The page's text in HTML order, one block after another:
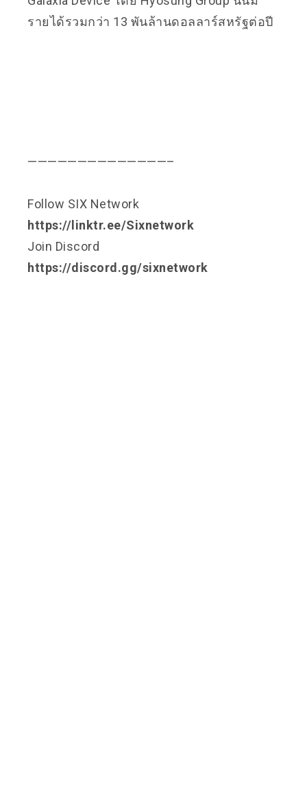
รายได้รวมกว่า 13 พันล้านดอลลาร์สหรัฐต่อปี
——————————————–
Follow SIX Network
https://linktr.ee/Sixnetwork
Join Discord
https://discord.gg/sixnetwork